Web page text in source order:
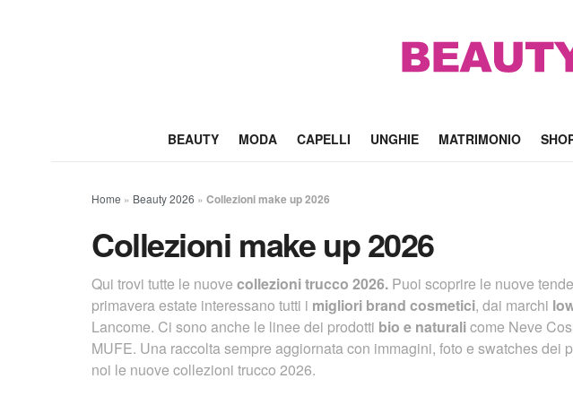
BEAUTY MODA CAPELLI UNGHIE MATRIMONIO
Home » Beauty 2026 » Collezioni make up 2026
Collezioni make up 2026
Qui trovi tutte le nuove collezionitrucco 2026. Puoi scoprire le nuove
primavera estate interessano tutti i migliori brand cosmetici, dai marchi
Lancome. Ci sono anche le linee dei prodotti bio e naturalicome Neve
MUFE. Una raccolta sempre aggiornata con immagini, foto e swatches
noi le nuove collezioni trucco 2026.